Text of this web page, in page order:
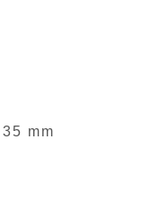
mm